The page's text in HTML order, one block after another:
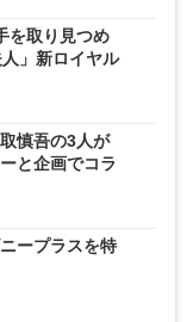
を取り見つめ
」新ロイヤル
慎吾の3人が
と企画でコラ
ープラスを特